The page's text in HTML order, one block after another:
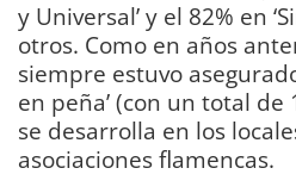
y Universal’ y el 82% en
otros. Como en años
siempre estuvo
en peña’ (con un total
se desarrolla en los
asociaciones flamencas.